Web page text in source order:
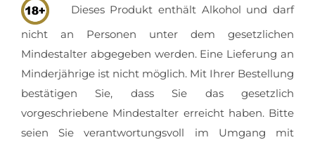
Dieses Produkt enthält Alkohol und darf
nicht an Personen unter dem gesetzlichen
Mindestalter abgegeben werden. Eine Lieferung an
Minderjährige ist nicht möglich. Mit Ihrer Bestellung
bestätigen Sie, dass Sie das gesetzlich
vorgeschriebene Mindestalter erreicht haben. Bitte
seien Sie verantwortungsvoll im Umgang mit